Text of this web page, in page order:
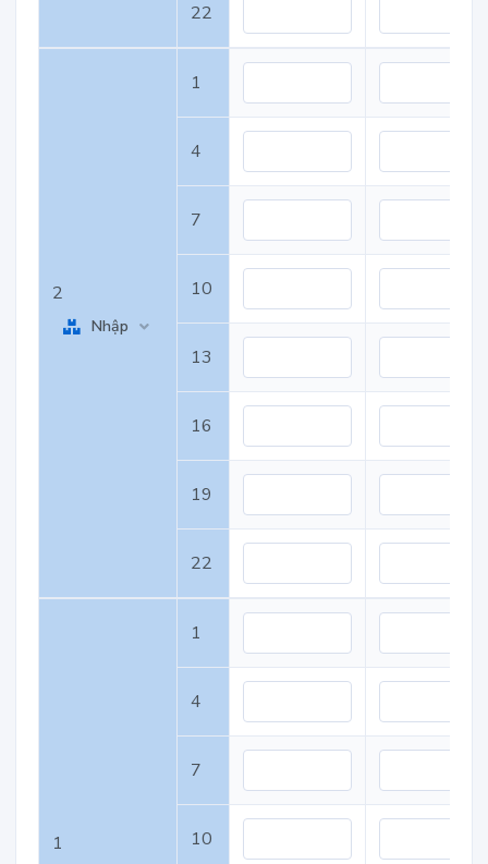
22
2
Nhập
1
4
7
10
13
16
19
22
1
1
4
7
10